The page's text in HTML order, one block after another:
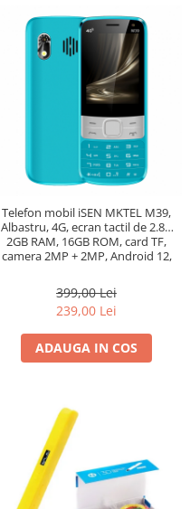
Telefon mobil iSEN MKTEL M39,
Albastru, 4G, ecran tactil de 2.8",
2GB RAM, 16GB ROM, card TF,
camera 2MP + 2MP, Android 12,
399,00 Lei
239,00 Lei
ADAUGA IN COS